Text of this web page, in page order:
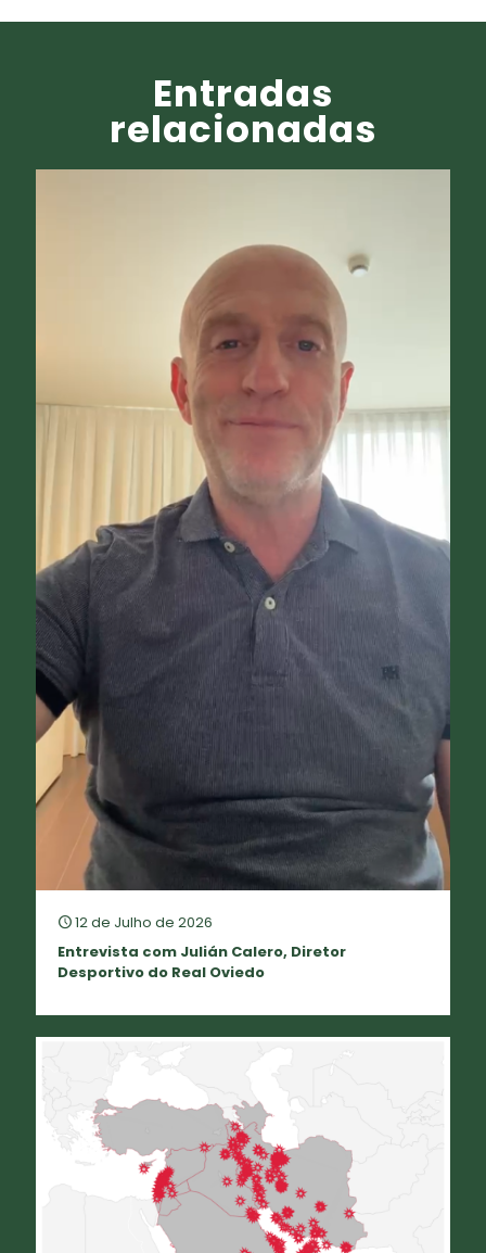
Entradas
relacionadas
12 de Julho de 2026
Entrevista com Julián Calero, Diretor
Desportivo do Real Oviedo